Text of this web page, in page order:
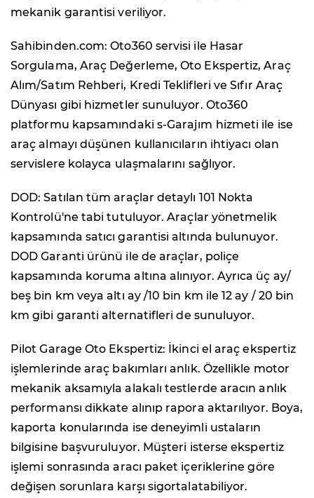
mekanik garantisi veriliyor.
Sahibinden.com: Oto360 servisi ile Hasar
Sorgulama, Araç Değerleme, Oto Ekspertiz, Araç
Alım/Satım Rehberi, Kredi Teklifleri ve Sıfır Araç
Dünyası gibi hizmetler sunuluyor. Oto360
platformu kapsamındaki s-Garajım hizmeti ile ise
araç almayı düşünen kullanıcıların ihtiyacı olan
servislere kolayca ulaşmalarını sağlıyor.
DOD: Satılan tüm araçlar detaylı 101 Nokta
Kontrolü'ne tabi tutuluyor. Araçlar yönetmelik
kapsamında satıcı garantisi altında bulunuyor.
DOD Garanti ürünü ile de araçlar, poliçe
kapsamında koruma altına alınıyor. Ayrıca üç ay/
beş bin km veya altı ay /10 bin km ile 12 ay / 20 bin
km gibi garanti alternatifleri de sunuluyor.
Pilot Garage Oto Ekspertiz: İkinci el araç ekspertiz
işlemlerinde araç bakımları anlık. Özellikle motor
mekanik aksamıyla alakalı testlerde aracın anlık
performansı dikkate alınıp rapora aktarılıyor. Boya,
kaporta konularında ise deneyimli ustaların
bilgisine başvuruluyor. Müşteri isterse ekspertiz
işlemi sonrasında aracı paket içeriklerine göre
değişen sorunlara karşı sigortalatabiliyor.